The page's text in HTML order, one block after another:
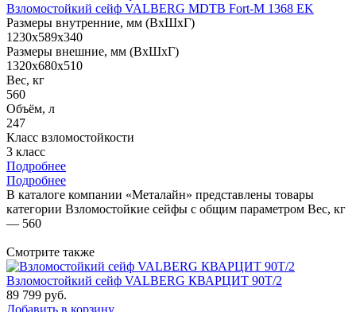
Взломостойкий сейф VALBERG MDTB Fort-M 1368 EK
Размеры внутренние, мм (ВхШхГ)
1230x589x340
Размеры внешние, мм (ВхШхГ)
1320x680x510
Вес, кг
560
Объём, л
247
Класс взломостойкости
3 класс
Подробнее
Подробнее
В каталоге компании «Металайн» представлены товары
категории Взломостойкие сейфы с общим параметром Вес, кг
— 560
Смотрите также
Взломостойкий сейф VALBERG КВАРЦИТ 90Т/2
89 799 руб.
Добавить в корзину